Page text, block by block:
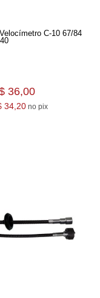
C-10 67/84
36,00
34,20 no pix